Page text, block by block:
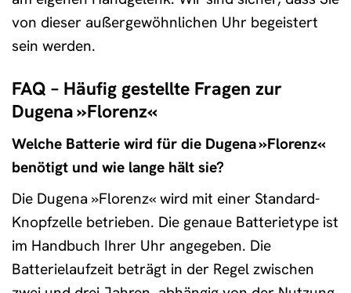
von dieser außergewöhnlichen Uhr begeistert
sein werden.
FAQ – Häufig gestellte Fragen zur
Dugena »Florenz«
Welche Batterie wird für die Dugena »Florenz«
benötigt und wie lange hält sie?
Die Dugena »Florenz« wird mit einer Standard-
Knopfzelle betrieben. Die genaue Batterietype ist
im Handbuch Ihrer Uhr angegeben. Die
Batterielaufzeit beträgt in der Regel zwischen